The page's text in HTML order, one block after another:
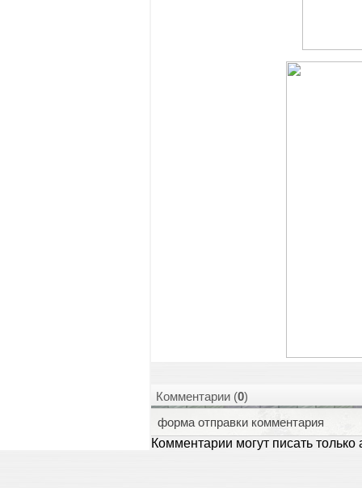
Комментарии (0)
форма отправки комментария
Комментарии могут писать